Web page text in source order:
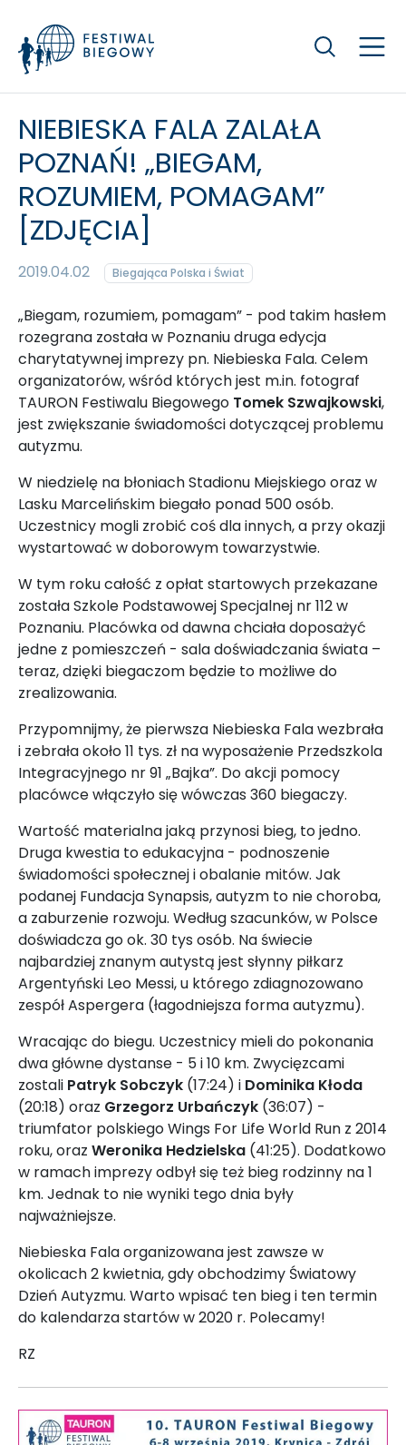
Szukaj
NIEBIESKA FALA ZALAŁA
POZNAŃ! „BIEGAM,
ROZUMIEM, POMAGAM”
[ZDJĘCIA]
2019.04.02 Biegająca Polska i Świat
„Biegam, rozumiem, pomagam” - pod takim hasłem
rozegrana została w Poznaniu druga edycja
charytatywnej imprezy pn. Niebieska Fala. Celem
organizatorów, wśród których jest m.in. fotograf
TAURON Festiwalu Biegowego Tomek Szwajkowski,
jest zwiększanie świadomości dotyczącej problemu
autyzmu.
W niedzielę na błoniach Stadionu Miejskiego oraz w
Lasku Marcelińskim biegało ponad 500 osób.
Uczestnicy mogli zrobić coś dla innych, a przy okazji
wystartować w doborowym towarzystwie.
W tym roku całość z opłat startowych przekazane
została Szkole Podstawowej Specjalnej nr 112 w
Poznaniu. Placówka od dawna chciała doposażyć
jedne z pomieszczeń - sala doświadczania świata –
teraz, dzięki biegaczom będzie to możliwe do
zrealizowania.
Przypomnijmy, że pierwsza Niebieska Fala wezbrała
i zebrała około 11 tys. zł na wyposażenie Przedszkola
Integracyjnego nr 91 „Bajka”. Do akcji pomocy
placówce włączyło się wówczas 360 biegaczy.
Wartość materialna jaką przynosi bieg, to jedno.
Druga kwestia to edukacyjna - podnoszenie
świadomości społecznej i obalanie mitów. Jak
podanej Fundacja Synapsis, autyzm to nie choroba,
a zaburzenie rozwoju. Według szacunków, w Polsce
doświadcza go ok. 30 tys osób. Na świecie
najbardziej znanym autystą jest słynny piłkarz
Argentyński Leo Messi, u którego zdiagnozowano
zespół Aspergera (łagodniejsza forma autyzmu).
Wracając do biegu. Uczestnicy mieli do pokonania
dwa główne dystanse - 5 i 10 km. Zwycięzcami
zostali Patryk Sobczyk (17:24) i Dominika Kłoda
(20:18) oraz Grzegorz Urbańczyk (36:07) -
triumfator polskiego Wings For Life World Run z 2014
roku, oraz Weronika Hedzielska (41:25). Dodatkowo
w ramach imprezy odbył się też bieg rodzinny na 1
km. Jednak to nie wyniki tego dnia były
najważniejsze.
Niebieska Fala organizowana jest zawsze w
okolicach 2 kwietnia, gdy obchodzimy Światowy
Dzień Autyzmu. Warto wpisać ten bieg i ten termin
do kalendarza startów w 2020 r. Polecamy!
RZ